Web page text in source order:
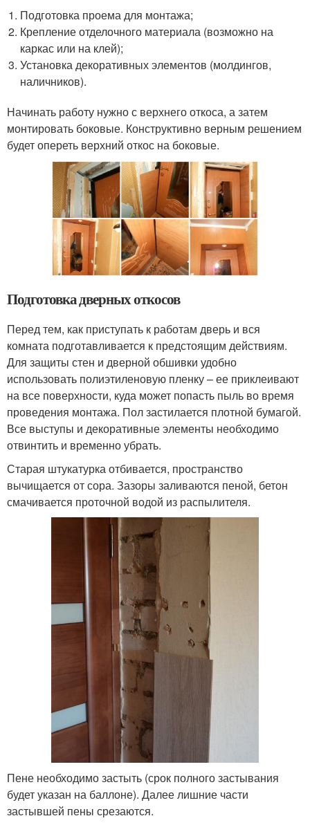
Подготовка проема для монтажа;
Крепление отделочного материала (возможно на
каркас или на клей);
Установка декоративных элементов (молдингов,
наличников).
Начинать работу нужно с верхнего откоса, а затем
монтировать боковые. Конструктивно верным решением
будет опереть верхний откос на боковые.
Подготовка дверных откосов
Перед тем, как приступать к работам дверь и вся
комната подготавливается к предстоящим действиям.
Для защиты стен и дверной обшивки удобно
использовать полиэтиленовую пленку – ее приклеивают
на все поверхности, куда может попасть пыль во время
проведения монтажа. Пол застилается плотной бумагой.
Все выступы и декоративные элементы необходимо
отвинтить и временно убрать.
Старая штукатурка отбивается, пространство
вычищается от сора. Зазоры заливаются пеной, бетон
смачивается проточной водой из распылителя.
Пене необходимо застыть (срок полного застывания
будет указан на баллоне). Далее лишние части
застывшей пены срезаются.